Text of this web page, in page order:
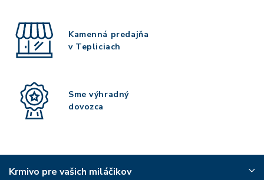
Kamenná predajňa
v Tepliciach
Sme výhradný
dovozca
Krmivo pre vašich miláčikov